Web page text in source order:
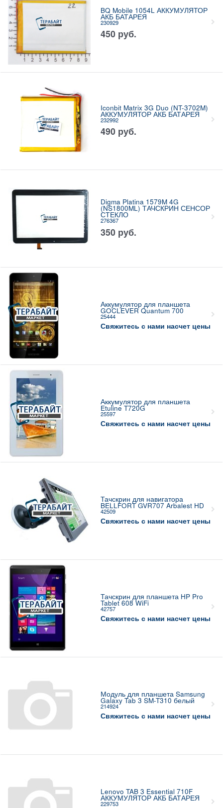
BQ Mobile 1054L АККУМУЛЯТОР
АКБ БАТАРЕЯ
230929
450 руб.
Iconbit Matrix 3G Duo (NT-3702M)
АККУМУЛЯТОР АКБ БАТАРЕЯ
232992
490 руб.
Digma Platina 1579M 4G
(NS1800ML) ТАЧСКРИН СЕНСОР
СТЕКЛО
276367
350 руб.
Аккумулятор для планшета
GOCLEVER Quantum 700
25444
Свяжитесь с нами насчет цены
Аккумулятор для планшета
Etuline T720G
25597
Свяжитесь с нами насчет цены
Тачскрин для навигатора
BELLFORT GVR707 Arbalest HD
42509
Свяжитесь с нами насчет цены
Тачскрин для планшета HP Pro
Tablet 608 WiFi
42757
Свяжитесь с нами насчет цены
Модуль для планшета Samsung
Galaxy Tab 3 SM-T310 белый
214924
Свяжитесь с нами насчет цены
Lenovo TAB 3 Essential 710F
АККУМУЛЯТОР АКБ БАТАРЕЯ
229753